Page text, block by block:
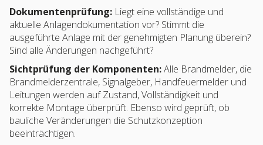
Dokumentenprüfung: Liegt eine vollständige und
aktuelle Anlagendokumentation vor? Stimmt die
ausgeführte Anlage mit der genehmigten Planung überein?
Sind alle Änderungen nachgeführt?
Sichtprüfung der Komponenten:Alle Brandmelder, die
Brandmelderzentrale, Signalgeber, Handfeuermelder und
Leitungen werden auf Zustand, Vollständigkeit und
korrekte Montage überprüft. Ebenso wird geprüft, ob
bauliche Veränderungen die Schutzkonzeption
beeinträchtigen.